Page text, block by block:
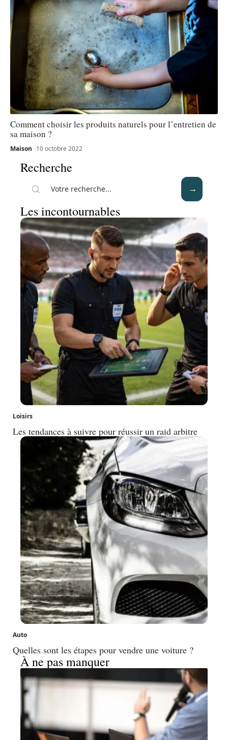
Comment choisir les produits naturels pour l’entretien de
sa maison ?
Maison 10 octobre 2022
Recherche
Les incontournables
Loisirs
Les tendances à suivre pour réussir un raid arbitre
Auto
Quelles sont les étapes pour vendre une voiture ?
À ne pas manquer